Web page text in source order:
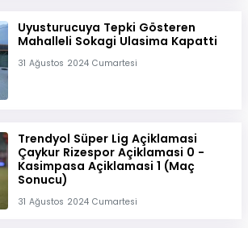
Uyusturucuya Tepki Gösteren
Mahalleli Sokagi Ulasima Kapatti
31 Ağustos 2024 Cumartesi
Trendyol Süper Lig Açiklamasi
Çaykur Rizespor Açiklamasi 0 -
Kasimpasa Açiklamasi 1 (Maç
Sonucu)
31 Ağustos 2024 Cumartesi